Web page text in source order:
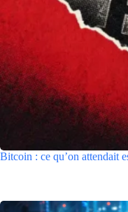
Bitcoin : ce qu’on attendait